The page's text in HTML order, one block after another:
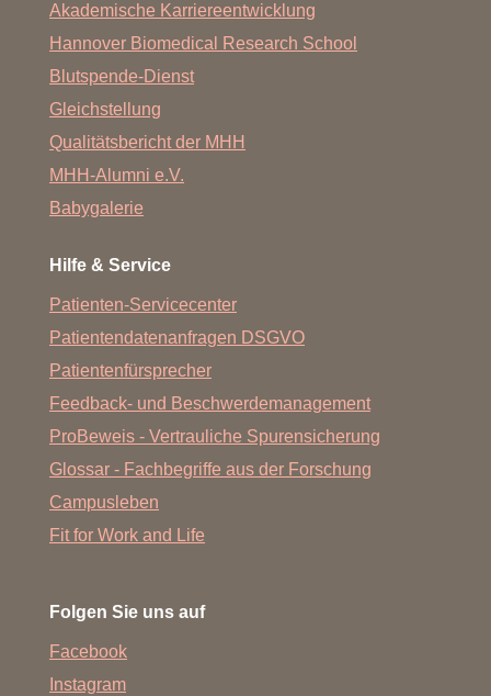
Akademische Karriereentwicklung
Hannover Biomedical Research School
Blutspende-Dienst
Gleichstellung
Qualitätsbericht der MHH
MHH-Alumni e.V.
Babygalerie
Hilfe & Service
Patienten-Servicecenter
Patientendatenanfragen DSGVO
Patientenfürsprecher
Feedback- und Beschwerdemanagement
ProBeweis - Vertrauliche Spurensicherung
Glossar - Fachbegriffe aus der Forschung
Campusleben
Fit for Work and Life
Folgen Sie uns auf
Facebook
Instagram